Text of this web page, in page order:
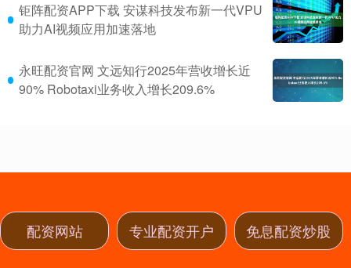
钜阵配资APP下载 安谋科技发布新一代VPU
助力AI视频应用加速落地
永旺配资官网 文远知行2025年营收增长近
90% Robotaxi业务收入增长209.6%
配资网站 专业配资开户 免息配资炒股